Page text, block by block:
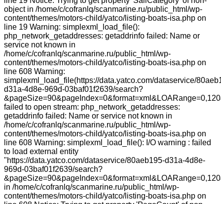
object in /home/c/cofranlq/scanmarine.ru/public_html/wp-
content/themes/motors-child/yatco/listing-boats-isa.php on
line 19 Warning: simplexml_load_file():
php_network_getaddresses: getaddrinfo failed: Name or
service not known in
/home/c/cofranlq/scanmarine.ru/public_html/wp-
content/themes/motors-child/yatco/listing-boats-isa.php on
line 608 Warning:
simplexml_load_file(https://data.yatco.com/dataservice/
d31a-4d8e-969d-03baf01f2639/search?
failed to open stream: php_network_getaddresses:
getaddrinfo failed: Name or service not known in
/home/c/cofranlq/scanmarine.ru/public_html/wp-
content/themes/motors-child/yatco/listing-boats-isa.php on
line 608 Warning: simplexml_load_file(): I/O warning : failed
to load external entity
"https://data.yatco.com/dataservice/80aeb195-d31a-4d8e-
969d-03baf01f2639/search?
in /home/c/cofranlq/scanmarine.ru/public_html/wp-
content/themes/motors-child/yatco/listing-boats-isa.php on